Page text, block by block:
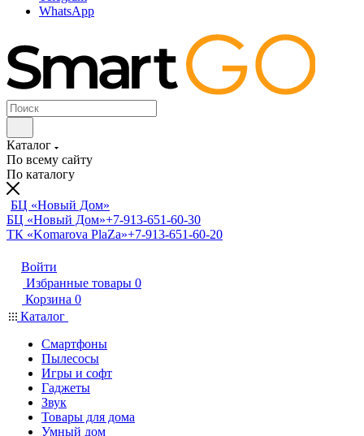
WhatsApp
Каталог
По всему сайту
По каталогу
БЦ «Новый Дом»
БЦ «Новый Дом»+7-913-651-60-30
ТК «Komarova PlaZa»+7-913-651-60-20
Войти
Избранные товары 0
Корзина 0
Каталог
Смартфоны
Пылесосы
Игры и софт
Гаджеты
Звук
Товары для дома
Умный дом